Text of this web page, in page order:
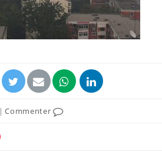
|Commenter
Pourquoi votre ventre
gâche-t-il les premiers